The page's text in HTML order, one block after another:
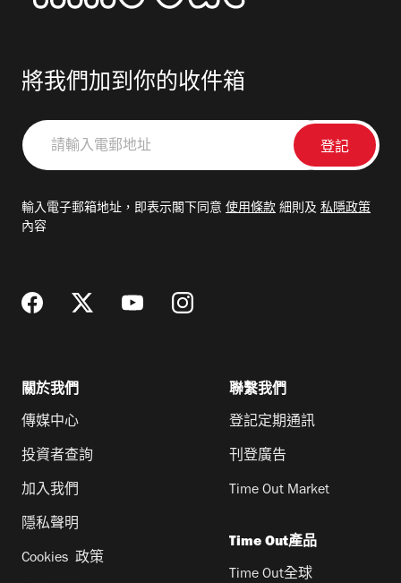
將我們加到你的收件箱
請
輸
郵
輸入電子郵箱地址，即表示閣下同意 使用條款 細則及 私隱政策
內容
關於我們
傳媒中心
投資者查詢
加入我們
隱私聲明
Cookies 政策
聯繫我們
登記定期通訊
刊登廣告
Time Out Market
Time Out產品
Time Out全球